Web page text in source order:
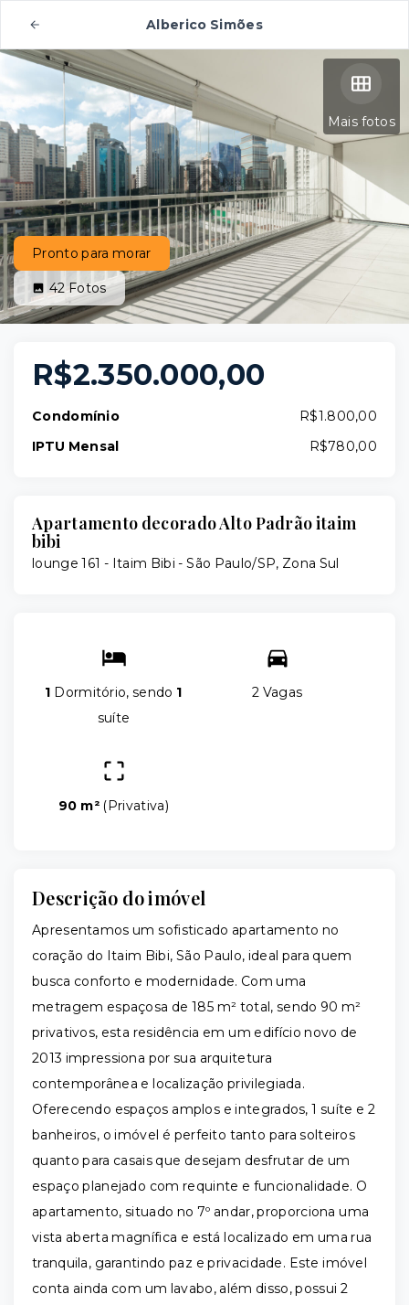
Alberico Simões
Mais fotos
Pronto para morar
42Fotos
R$2.350.000,00
Condomínio
R$1.800,00
IPTU Mensal
R$780,00
Apartamento decorado Alto Padrão itaim
bibi
lounge 161 - Itaim Bibi - São Paulo/SP, Zona Sul
1 Dormitório, sendo 1
suíte
2 Vagas
90 m² (Privativa)
Descrição do imóvel
Apresentamos um sofisticado apartamento no
coração do Itaim Bibi, São Paulo, ideal para quem
busca conforto e modernidade. Com uma
metragem espaçosa de 185 m² total, sendo 90 m²
privativos, esta residência em um edifício novo de
2013 impressiona por sua arquitetura
contemporânea e localização privilegiada.
Oferecendo espaços amplos e integrados, 1 suíte e 2
banheiros, o imóvel é perfeito tanto para solteiros
quanto para casais que desejam desfrutar de um
espaço planejado com requinte e funcionalidade. O
apartamento, situado no 7º andar, proporciona uma
vista aberta magnífica e está localizado em uma rua
tranquila, garantindo paz e privacidade. Este imóvel
conta ainda com um lavabo, além disso, possui 2